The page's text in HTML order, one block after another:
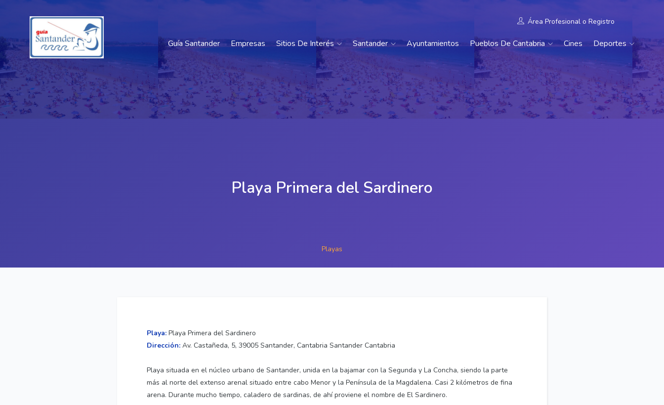
Área Profesional o Registro
Guía Santander Empresas Sitios De Interés Santander Ayuntamientos Pueblos De Cantabria Cines Deportes
Playa Primera del Sardinero
Playas
Playa: Playa Primera del Sardinero
Dirección: Av. Castañeda, 5, 39005 Santander, Cantabria Santander Cantabria
Playa situada en el núcleo urbano de Santander, unida en la bajamar con la Segunda y La Concha, siendo la parte
más al norte del extenso arenal situado entre cabo Menor y la Península de la Magdalena. Casi 2 kilómetros de fina
arena. Durante mucho tiempo, caladero de sardinas, de ahí proviene el nombre de El Sardinero.